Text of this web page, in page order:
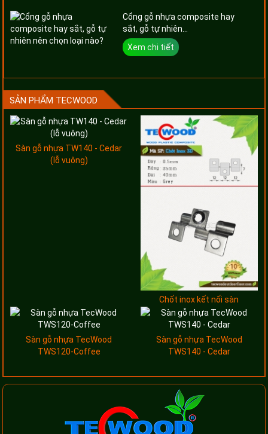
Cổng gỗ nhựa composite hay
sắt, gỗ tự nhiên...
Xem chi tiết
SẢN PHẨM TECWOOD
Sàn gỗ nhựa TW140 - Cedar
(lỗ vuông)
Chốt inox kết nối sàn
Sàn gỗ nhựa TecWood
TWS120-Coffee
Sàn gỗ nhựa TecWood
TWS140 - Cedar